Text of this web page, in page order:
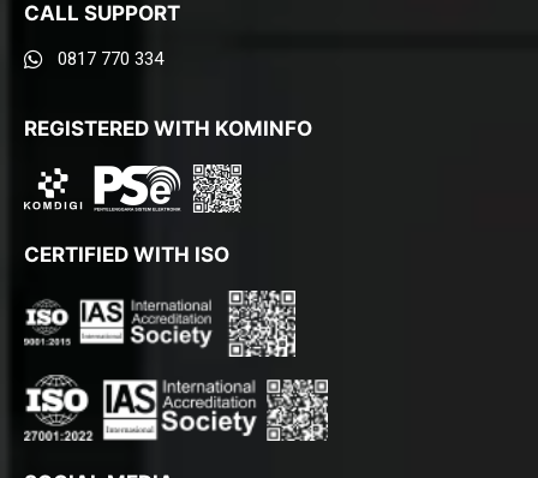
CALL SUPPORT
0817 770 334
REGISTERED WITH KOMINFO
CERTIFIED WITH ISO